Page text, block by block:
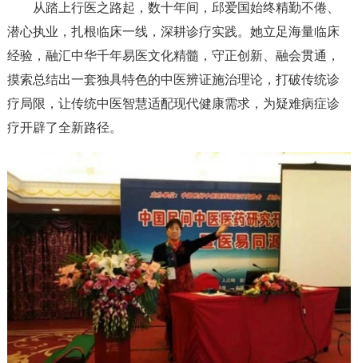
从踏上行医之路起，数十年间，邱爱国始终精勤不倦、
潜心执业，扎根临床一线，深耕诊疗实践。她立足海量临床
经验，融汇中华千年易医文化精髓，守正创新、融会贯通，
摸索总结出一套独具特色的中医辨证施治理论，打破传统诊
疗局限，让传统中医智慧适配现代健康需求，为疑难病症诊
疗开辟了全新路径。